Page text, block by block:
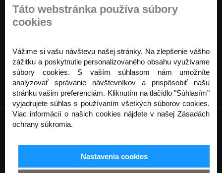
Buďte prvý, kto to vie. Zaregistrujte sa na odber
noviniek ešte dnes
Informácie
Ochrana osobných údajov
Táto webstránka používa súbory
cookies
Vážime si vašu návštevu našej stránky. Na zlepšenie vášho
zážitku a poskytnutie personalizovaného obsahu využívame
súbory cookies. S vaším súhlasom nám umožníte
analyzovať správanie návštevníkov a prispôsobiť našu
stránku vašim preferenciám. Kliknutím na tlačidlo "Súhlasím"
vyjadrujete súhlas s používaním všetkých súborov cookies.
Viac informácií o našich cookies nájdete v našej Zásadách
ochrany súkromia.
Nastavenia cookies